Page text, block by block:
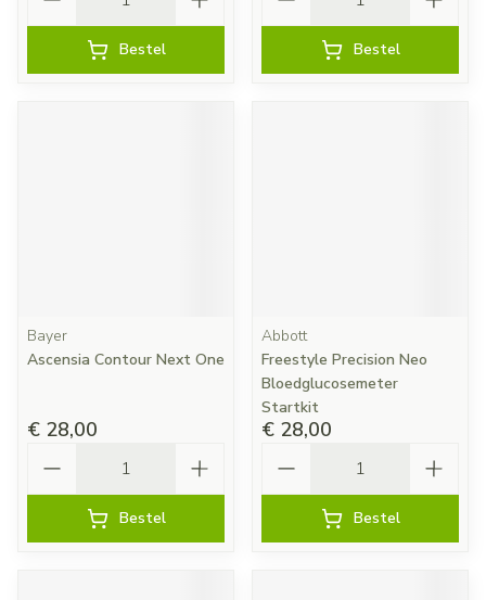
Bestel Bestel
Bayer
Ascensia Contour Next One
€ 28,00
Bestel
Abbott
Freestyle Precision Neo
Bloedglucosemeter
Startkit
€ 28,00
Bestel